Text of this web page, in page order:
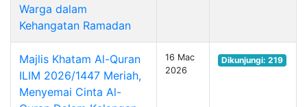
Warga dalam
Kehangatan Ramadan
Majlis Khatam Al-Quran
ILIM 2026/1447 Meriah,
Menyemai Cinta Al-
16 Mac
2026
Dikunjungi: 219